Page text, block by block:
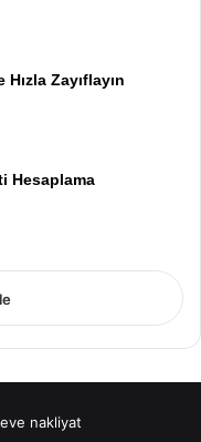
Zayıflayın
Hesaplama
nakliyat